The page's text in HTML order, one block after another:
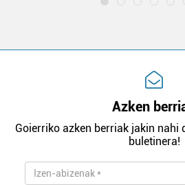
Azken
Goierriko azken berriak jakin nahi
buletinera!